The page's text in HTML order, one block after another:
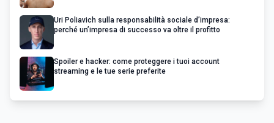
Uri Poliavich sulla responsabilità sociale d’impresa:
perché un’impresa di successo va oltre il profitto
Spoiler e hacker: come proteggere i tuoi account
streaming e le tue serie preferite